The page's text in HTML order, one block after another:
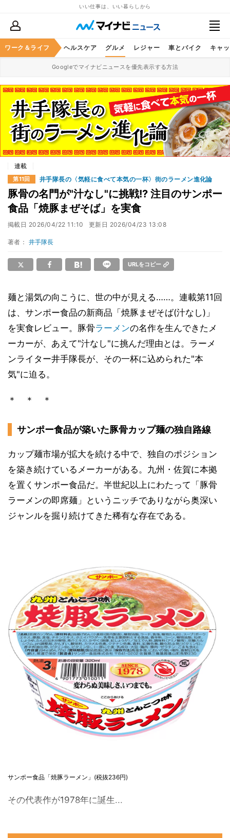
いい仕事は、いい暮らしから
ワーク＆ライフ
マネー 暮らし ヘルスケア グルメ レジャー 車とバイク キャ
Googleでマイナビニュースを優先表示する方法
連載
第11回 井手隊長の〈気軽に食べて本気の一杯〉街のラーメン進化論
豚骨の名門が"汁なし"に挑戦!? 注目のサンポー
食品「焼豚まぜそば」を実食
掲載日 2026/04/22 11:10 更新日 2026/04/23 13:08
著者： 井手隊長
URLをコピー
麺と湯気の向こうに、世の中が見える……。連載第11回
は、サンポー食品の新商品「焼豚まぜそば(汁なし)」
を実食レビュー。豚骨ラーメンの名作を生んできたメ
ーカーが、あえて"汁なし"に挑んだ理由とは。ラーメ
ンライター井手隊長が、その一杯に込められた"本
気"に迫る。
＊ ＊ ＊
サンポー食品が築いた豚骨カップ麺の独自路線
カップ麺市場が拡大を続ける中で、独自のポジション
を築き続けているメーカーがある。九州・佐賀に本拠
を置くサンポー食品だ。半世紀以上にわたって「豚骨
ラーメンの即席麺」というニッチでありながら奥深い
ジャンルを掘り続けてきた稀有な存在である。
サンポー食品「焼豚ラーメン」(税抜236円)
その代表作が1978年に誕生...